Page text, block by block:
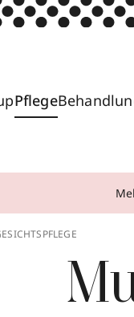
Pflege